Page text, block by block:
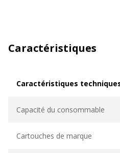
Caractéristiques
Caractéristiques
Capacité du consommable
Cartouches de marque